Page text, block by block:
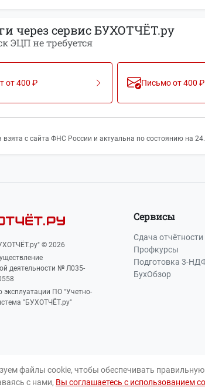
через сервис БУХОТЧЁТ.ру
ЭЦП не требуется
от 400 ₽ Письмо от 400 ₽
с сайта ФНС России и актуальна по состоянию на
© 2026
деятельности № Л035-
ПО "Учетно-
"БУХОТЧЁТ.ру"
Сервисы
Сдача отчётности
Профкурсы
Подготовка 3-
БухОбзор
файлы cookie, чтобы обеспечивать правильную
с нами, Вы соглашаетесь с использованием